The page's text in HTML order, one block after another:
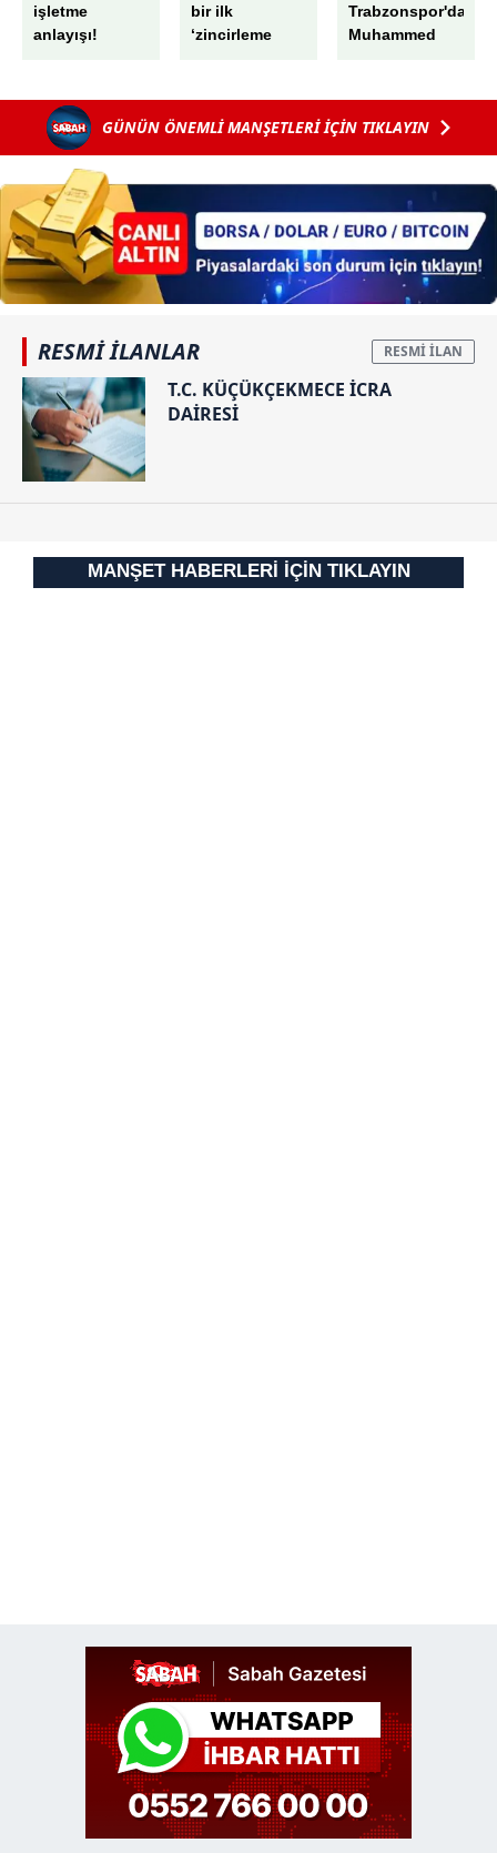
işletme
anlayışı!
bir ilk
‘zincirleme
Trabzonspor'dan
Muhammed
kazanmak için
buradayım'
GÜNÜN ÖNEMLİ MANŞETLERİ İÇİN TIKLAYIN
RESMİ İLANLAR
T.C. KÜÇÜKÇEKMECE İCRA
DAİRESİ
MANŞET HABERLERİ İÇİN TIKLAYIN